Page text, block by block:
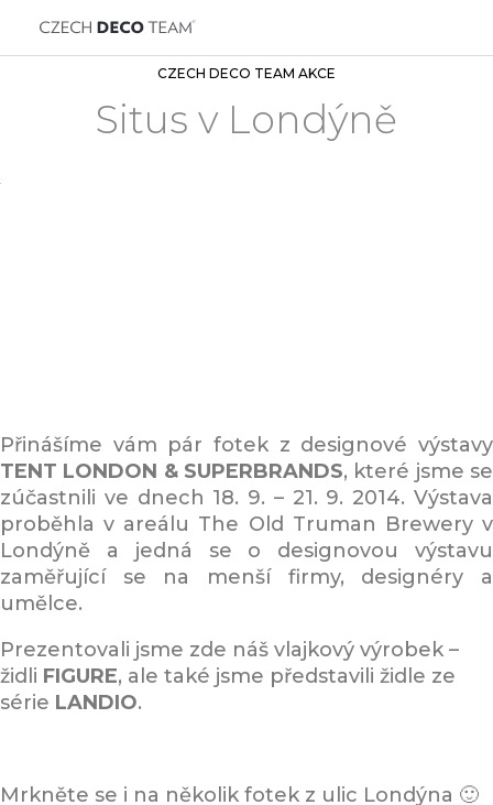
CZECH DECO TEAM AKCE
Situs v Londýně
Přinášíme vám pár fotek z designové výstavy
TENT LONDON & SUPERBRANDS, které jsme se
zúčastnili ve dnech 18. 9. – 21. 9. 2014. Výstava
proběhla v areálu The Old Truman Brewery v
Londýně a jedná se o designovou výstavu
zaměřující se na menší firmy, designéry a
umělce.
Prezentovali jsme zde náš vlajkový výrobek –
židli FIGURE, ale také jsme představili židle ze
série LANDIO.
Mrkněte se i na několik fotek z ulic Londýna 🙂